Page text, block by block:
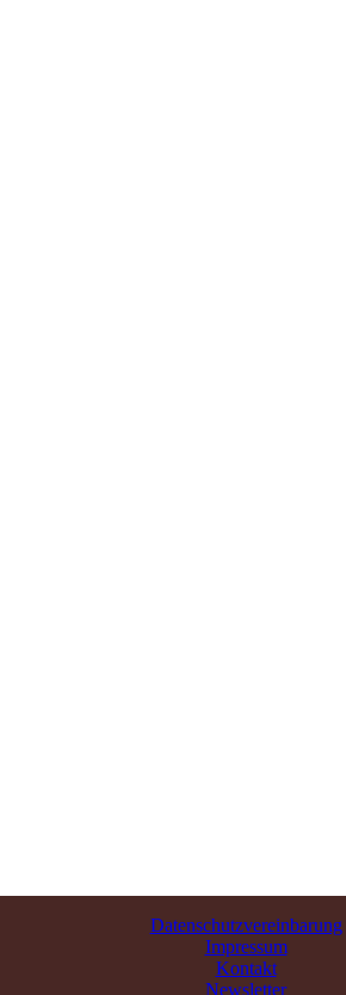
Datenschutzvereinbarung
Impressum
Kontakt
Newsletter